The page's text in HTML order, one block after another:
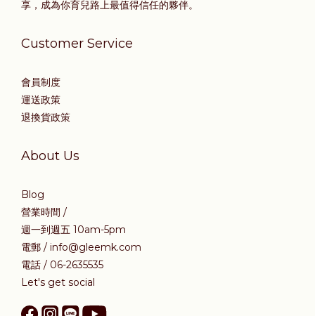
享，成為你育兒路上最值得信任的夥伴。
Customer Service
會員制度
運送政策
退換貨政策
About Us
Blog
營業時間 /
週一到週五 10am-5pm
電郵 / info@gleemk.com
電話 / 06-2635535
Let's get social